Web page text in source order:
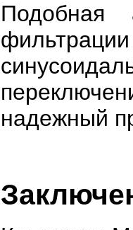
Подобная
надежный